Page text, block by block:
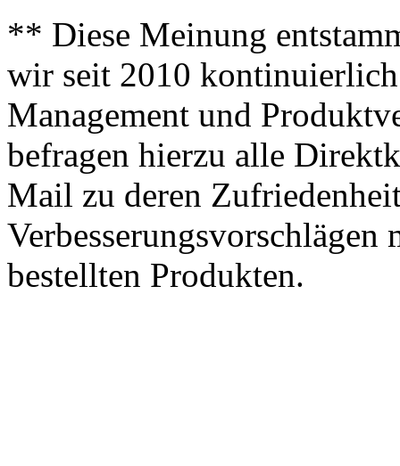
** Diese Meinung
wir seit 2010
Management und
befragen hierzu alle
Mail zu deren
bestellten Produkten.